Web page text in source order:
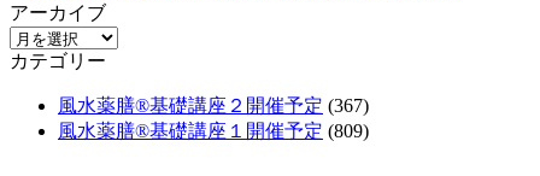
アーカイブ
カテゴリー
風水薬膳®基礎講座２開催予定 (367)
風水薬膳®基礎講座１開催予定 (809)